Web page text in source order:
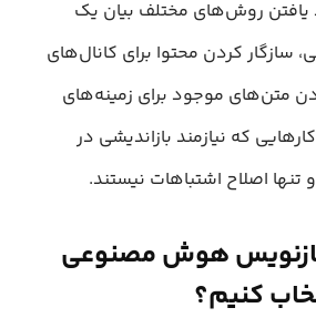
یافتن روش‌های مختلف بیان یک
سازگار کردن محتوا برای کانال‌های
متن‌های موجود برای زمینه‌های
که نیازمند بازاندیشی در
اصلاح اشتباهات نیستند.
بازنویس هوش مصنوعی
کنیم؟